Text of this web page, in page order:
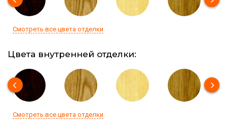
Смотреть все цвета отделки
Цвета внутренней отделки:
Смотреть все цвета отделки